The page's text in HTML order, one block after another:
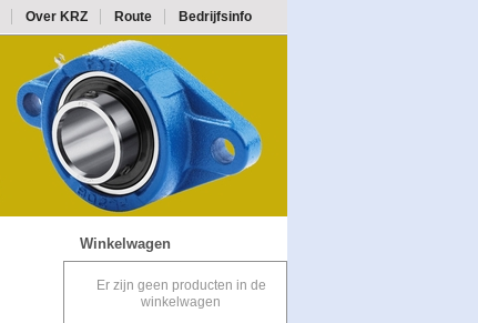
Over KRZ Route Bedrijfsinfo
Winkelwagen
Er zijn geen producten in de
winkelwagen